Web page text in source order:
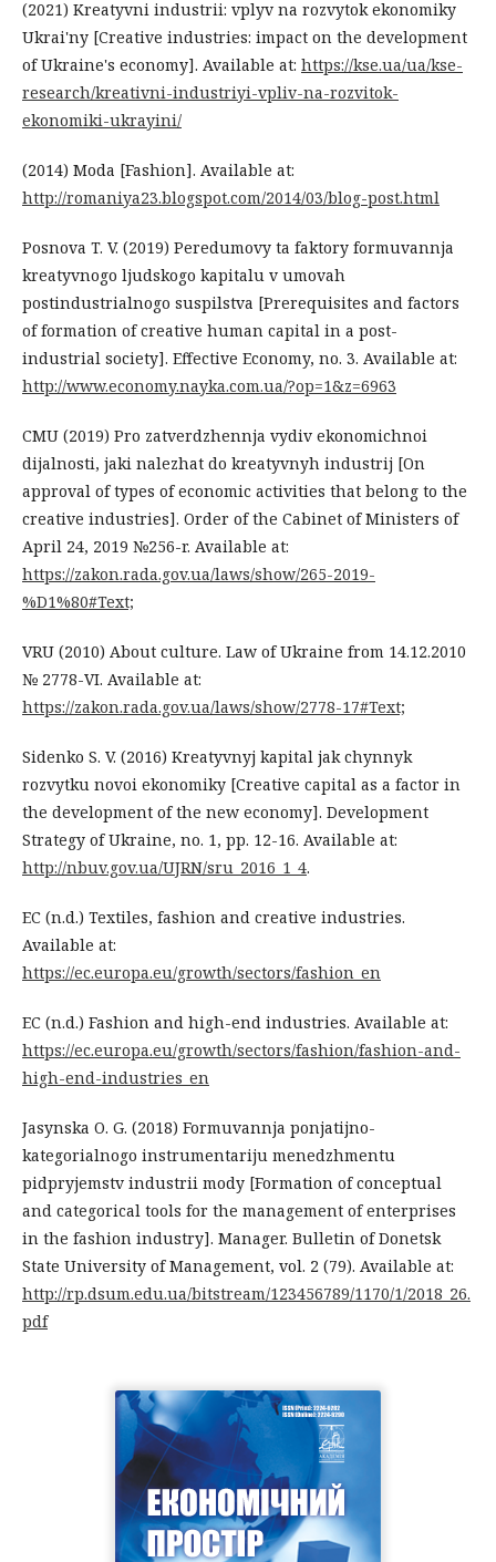
(2021) Kreatyvni industrii: vplyv na rozvytok ekonomiky
Ukrai'ny [Creative industries: impact on the development
of Ukraine's economy]. Available at: https://kse.ua/ua/kse-
research/kreativni-industriyi-vpliv-na-rozvitok-
ekonomiki-ukrayini/
(2014) Moda [Fashion]. Available at:
http://romaniya23.blogspot.com/2014/03/blog-post.html
Posnova T. V. (2019) Peredumovy ta faktory formuvannja
kreatyvnogo ljudskogo kapitalu v umovah
postindustrialnogo suspilstva [Prerequisites and factors
of formation of creative human capital in a post-
industrial society]. Effective Economy, no. 3. Available at:
http://www.economy.nayka.com.ua/?op=1&z=6963
CMU (2019) Pro zatverdzhennja vydiv ekonomichnoi
dijalnosti, jaki nalezhat do kreatyvnyh industrij [On
approval of types of economic activities that belong to the
creative industries]. Order of the Cabinet of Ministers of
April 24, 2019 №256-r. Available at:
https://zakon.rada.gov.ua/laws/show/265-2019-
%D1%80#Text;
VRU (2010) About culture. Law of Ukraine from 14.12.2010
№ 2778-VI. Available at:
https://zakon.rada.gov.ua/laws/show/2778-17#Text;
Sidenko S. V. (2016) Kreatyvnyj kapital jak chynnyk
rozvytku novoi ekonomiky [Creative capital as a factor in
the development of the new economy]. Development
Strategy of Ukraine, no. 1, pp. 12-16. Available at:
http://nbuv.gov.ua/UJRN/sru_2016_1_4.
EC (n.d.) Textiles, fashion and creative industries.
Available at:
https://ec.europa.eu/growth/sectors/fashion_en
EC (n.d.) Fashion and high-end industries. Available at:
https://ec.europa.eu/growth/sectors/fashion/fashion-and-
high-end-industries_en
Jasynska O. G. (2018) Formuvannja ponjatijno-
kategorialnogo instrumentariju menedzhmentu
pidpryjemstv industrii mody [Formation of conceptual
and categorical tools for the management of enterprises
in the fashion industry]. Manager. Bulletin of Donetsk
State University of Management, vol. 2 (79). Available at:
http://rp.dsum.edu.ua/bitstream/123456789/1170/1/2018_26.
pdf